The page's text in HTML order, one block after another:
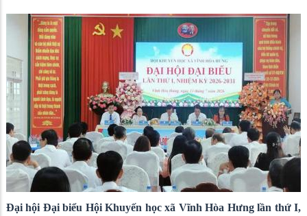
Đại hội Đại biểu Hội Khuyến học xã Vĩnh Hòa Hưng lần thứ I,